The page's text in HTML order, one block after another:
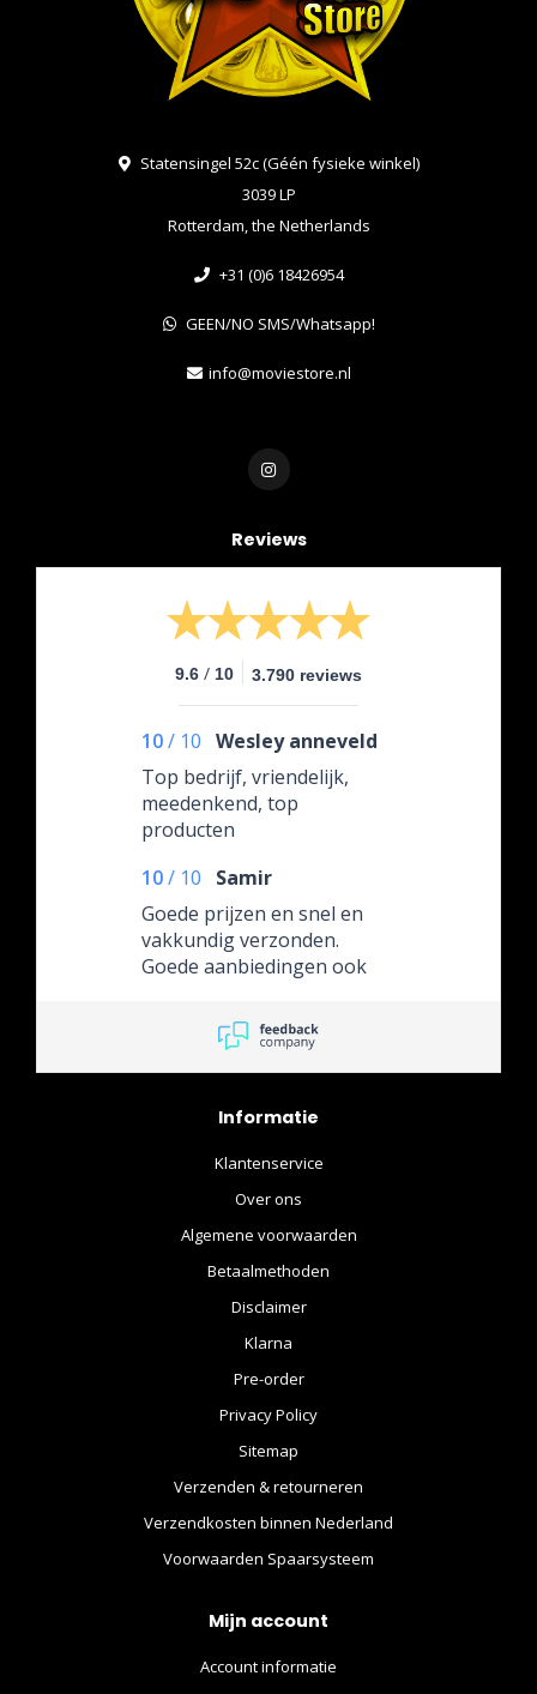
Statensingel 52c (Géén fysieke winkel)
3039 LP
Rotterdam, the Netherlands
+31 (0)6 18426954
GEEN/NO SMS/Whatsapp!
info@moviestore.nl
Reviews
9.6 / 10 3.790 reviews
10/ 10 Wesley anneveld
Top bedrijf, vriendelijk,
meedenkend, top
producten
10/ 10
Samir
Goede prijzen en snel en
vakkundig verzonden.
Goede aanbiedingen ook
Informatie
Klantenservice
Over ons
Algemene voorwaarden
Betaalmethoden
Disclaimer
Klarna
Pre-order
Privacy Policy
Sitemap
Verzenden & retourneren
Verzendkosten binnen Nederland
Voorwaarden Spaarsysteem
Mijn account
Account informatie